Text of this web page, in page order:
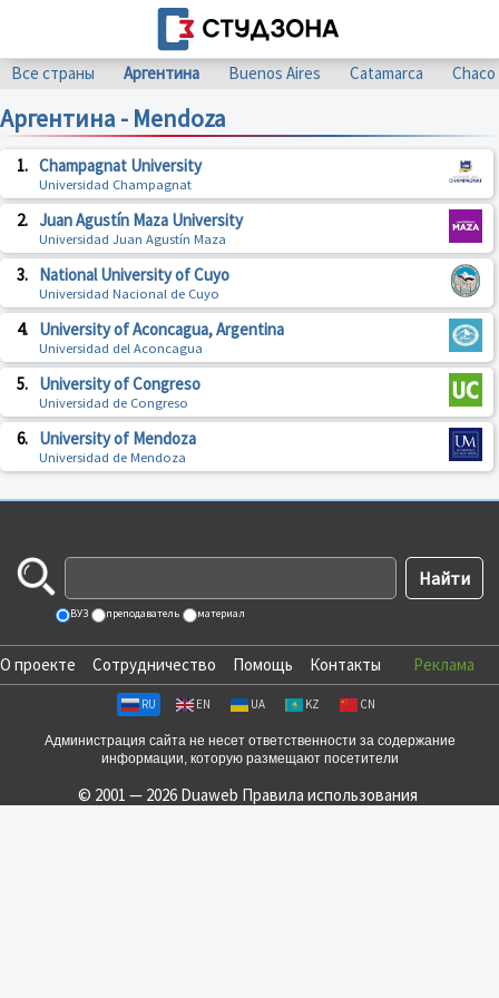
Все страны Аргентина Buenos Aires Catamarca Chaco
Аргентина - Mendoza
1. Champagnat University
Universidad Champagnat
2. Juan Agustín Maza University
Universidad Juan Agustín Maza
3. National University of Cuyo
Universidad Nacional de Cuyo
4. University of Aconcagua, Argentina
Universidad del Aconcagua
5. University of Congreso
Universidad de Congreso
6. University of Mendoza
Universidad de Mendoza
ВУЗ преподаватель материал
О проекте Сотрудничество Помощь Контакты Реклама
RU EN UA KZ CN
Администрация сайта не несет ответственности за содержание
информации, которую размещают посетители
© 2001 — 2026 Duaweb Правила использования